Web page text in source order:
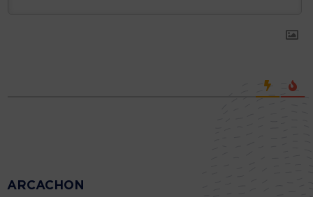
ARCACHON